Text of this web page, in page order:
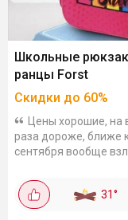
Школьные
ранцы Forst
Скидки до 60%
Цены хорошие, на
раза дороже, ближе к
сентября вообще
школьники, выбираем:
31°